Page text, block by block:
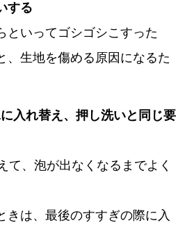
する
といってゴシゴシこすった
、生地を傷める原因になるた
入れ替え、押し洗いと同じ要
て、泡が出なくなるまでよく
きは、最後のすすぎの際に入